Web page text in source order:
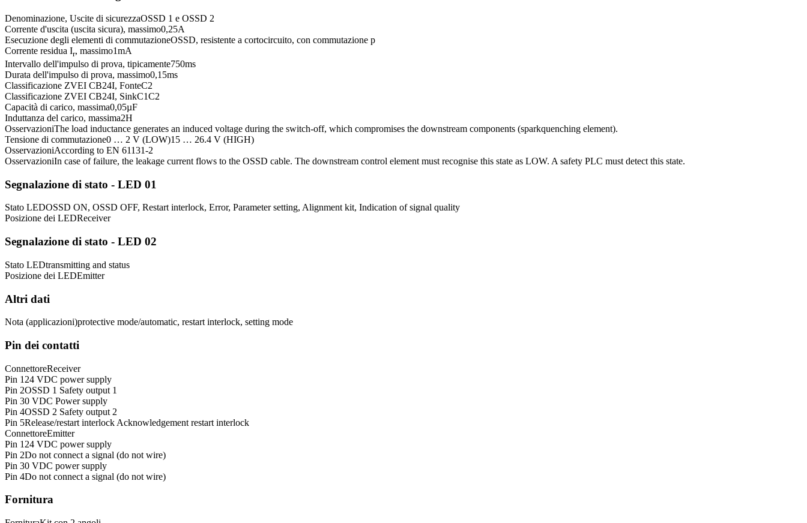
Denominazione, Uscite di sicurezzaOSSD 1 e OSSD 2
Corrente d'uscita (uscita sicura), massimo0,25A
Esecuzione degli elementi di commutazioneOSSD, resistente a cortocircuito, con commutazione p
Corrente residua Ir, massimo1mA
Intervallo dell'impulso di prova, tipicamente750ms
Durata dell'impulso di prova, massimo0,15ms
Classificazione ZVEI CB24I, FonteC2
Classificazione ZVEI CB24I, SinkC1C2
Capacità di carico, massima0,05µF
Induttanza del carico, massima2H
OsservazioniThe load inductance generates an induced voltage during the switch-off, which compromises the downstream components (sparkquenching element).
Tensione di commutazione0 … 2 V (LOW)15 … 26.4 V (HIGH)
OsservazioniAccording to EN 61131-2
OsservazioniIn case of failure, the leakage current flows to the OSSD cable. The downstream control element must recognise this state as LOW. A safety PLC must detect this state.
Segnalazione di stato - LED 01
Stato LEDOSSD ON, OSSD OFF, Restart interlock, Error, Parameter setting, Alignment kit, Indication of signal quality
Posizione dei LEDReceiver
Segnalazione di stato - LED 02
Stato LEDtransmitting and status
Posizione dei LEDEmitter
Altri dati
Nota (applicazioni)protective mode/automatic, restart interlock, setting mode
Pin dei contatti
ConnettoreReceiver
Pin 1 24 VDC power supply
Pin 2OSSD 1 Safety output 1
Pin 30 VDC Power supply
Pin 4OSSD 2 Safety output 2
Pin 5Release/restart interlock Acknowledgement restart interlock
ConnettoreEmitter
Pin 1 24 VDC power supply
Pin 2Do not connect a signal (do not wire)
Pin 30 VDC power supply
Pin 4Do not connect a signal (do not wire)
Fornitura